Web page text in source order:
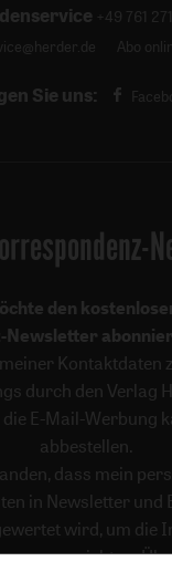
+49 761
Abo
Sie uns:
den
Newsletter
Kontaktdaten
durch den Verlag
E-Mail-Werbung
abbestellen.
dass mein
in Newsletter und
wird, um die
auszurichten.